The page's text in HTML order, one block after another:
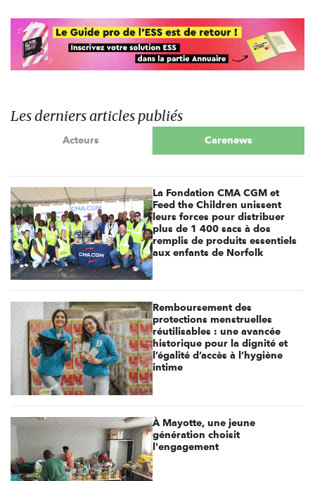
Les derniers articles publiés
Acteurs Carenews
La Fondation CMA CGM et
Feed the Children unissent
leurs forces pour distribuer
plus de 1 400 sacs à dos
remplis de produits essentiels
aux enfants de Norfolk
Remboursement des
protections menstruelles
réutilisables : une avancée
historique pour la dignité et
l’égalité d’accès à l’hygiène
intime
À Mayotte, une jeune
génération choisit
l'engagement